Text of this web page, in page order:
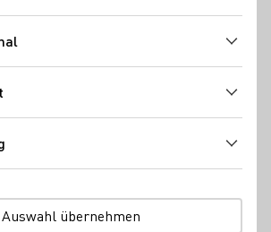
Funktional
Auswahl übernehmen